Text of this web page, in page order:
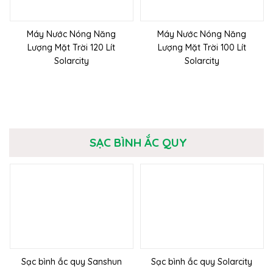
Máy Nước Nóng Năng
Lượng Mặt Trời 120 Lít
Solarcity
Máy Nước Nóng Năng
Lượng Mặt Trời 100 Lít
Solarcity
SẠC BÌNH ẮC QUY
Sạc bình ắc quy Sanshun
Sạc bình ắc quy Solarcity